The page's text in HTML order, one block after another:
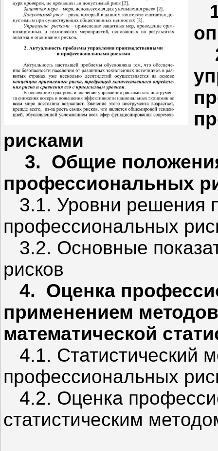
рисками
3. Общие
профессиональных
3.1. Уровни решения
профессиональных
3.2. Основные
рисков
4. Оценка
применением
математической
4.1. Статистический
профессиональных
4.2. Оценка
статистическим